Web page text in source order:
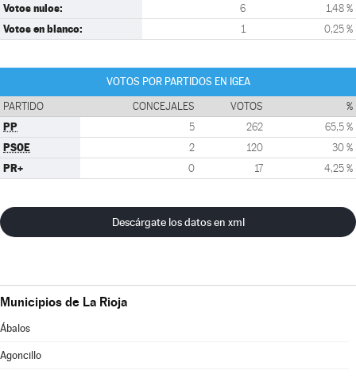
Votos nulos: 6 1,48 %
Votos en blanco: 1 0,25 %
VOTOS POR PARTIDOS EN IGEA
PARTIDO CONCEJALES VOTOS %
PP 5 262 65,5 %
PSOE 2 120 30 %
PR+ 0 17 4,25 %
Descárgate los datos en xml
Municipios de La Rioja
Ábalos
Agoncillo